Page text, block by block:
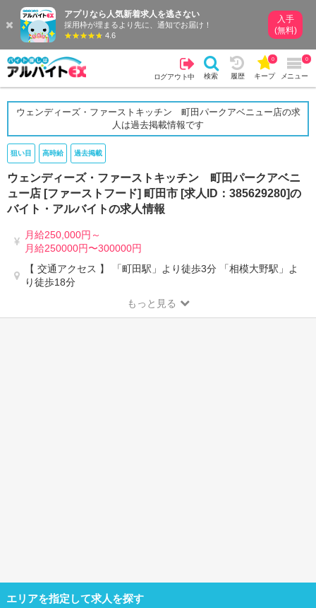
アプリなら人気新着求人を逃さない
採用枠が埋まるより先に、通知でお届け！
4.6
入手
(無料)
ログアウト中 検索 履歴 キープ
0
メニュー
0
ウェンディーズ・ファーストキッチン 町田パークアベニュー店の求
人は過去掲載情報です
狙い目 高時給 過去掲載
ウェンディーズ・ファーストキッチン 町田パークアベニ
ュー店 [ファーストフード] 町田市 [求人ID：385629280]の
バイト・アルバイトの求人情報
月給250,000円～
月給250000円〜300000円
【 交通アクセス 】 「町田駅」より徒歩3分 「相模大野駅」よ
り徒歩18分
もっと見る
エリアを指定して求人を探す